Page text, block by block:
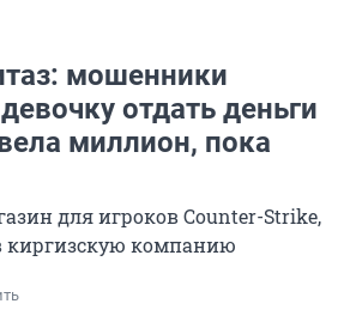
мошенники
отдать деньги
миллион, пока
для игроков Counter-Strike,
киргизскую компанию